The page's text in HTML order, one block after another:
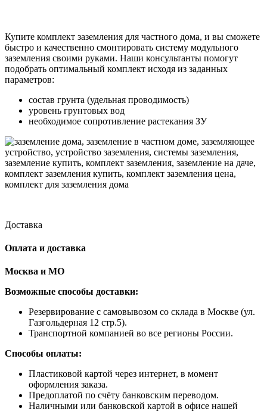
Купите комплект заземления для частного дома, и вы сможете
быстро и качественно смонтировать систему модульного
заземления своими руками. Наши консультанты помогут
подобрать оптимальный комплект исходя из заданных
параметров:
состав грунта (удельная проводимость)
уровень грунтовых вод
необходимое сопротивление растекания ЗУ
Доставка
Оплата и доставка
Москва и МО
Возможные способы доставки:
​Резервирование с самовывозом со склада в Москве (ул.
Газгольдерная 12 стр.5).
Транспортной компанией во все регионы России.
Способы оплаты:
​Пластиковой картой через интернет, в момент
оформления заказа.
​Предоплатой по счёту банковским переводом.
​Наличными или банковской картой в офисе нашей